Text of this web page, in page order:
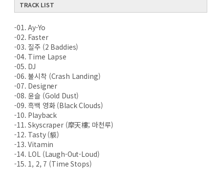
TRACK LIST
-01. Ay-Yo
-02. Faster
-03. 질주 (2 Baddies)
-04. Time Lapse
-05. DJ
-06. 불시착 (Crash Landing)
-07. Designer
-08. 윤슬 (Gold Dust)
-09. 흑백 영화 (Black Clouds)
-10. Playback
-11. Skyscraper (摩天樓; 마천루)
-12. Tasty (貘)
-13. Vitamin
-14. LOL (Laugh-Out-Loud)
-15. 1, 2, 7 (Time Stops)